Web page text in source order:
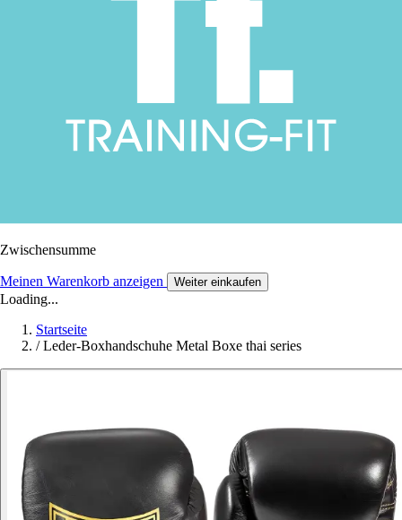
Zwischensumme
Meinen Warenkorb anzeigen Weiter einkaufen
Loading...
Startseite
/ Leder-Boxhandschuhe Metal Boxe thai series